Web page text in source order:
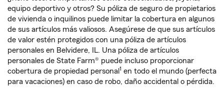
equipo deportivo y otros? Su póliza de seguro de propietarios
de vivienda o inquilinos puede limitar la cobertura en algunos
de sus artículos más valiosos. Asegúrese de que sus artículos
de valor estén protegidos con una póliza de artículos
personales en Belvidere, IL. Una póliza de artículos
personales de State Farm® puede incluso proporcionar
cobertura de propiedad personal 1 en todo el mundo (perfecta
para vacaciones) en caso de robo, daño accidental o pérdida.